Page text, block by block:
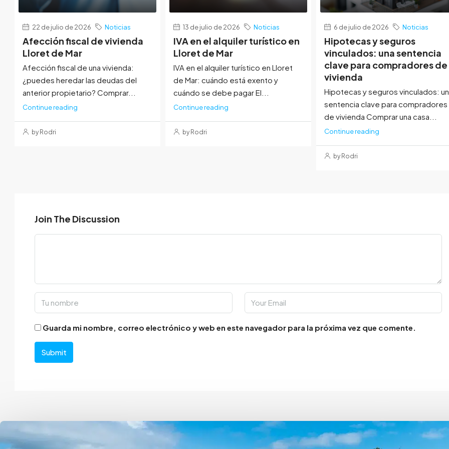
22 de julio de 2026 Noticias
Afección fiscal de vivienda
Lloret de Mar
Afección fiscal de una vivienda:
¿puedes heredar las deudas del
anterior propietario? Comprar...
Continue reading
by Rodri
13 de julio de 2026 Noticias
IVA en el alquiler turístico en
Lloret de Mar
IVA en el alquiler turístico en Lloret
de Mar: cuándo está exento y
cuándo se debe pagar El...
Continue reading
by Rodri
6 de julio de 2026 Noticias
Hipotecas y seguros
vinculados: una sentencia
clave para compradores de
vivienda
Hipotecas y seguros vinculados:
sentencia clave para compradores
de vivienda Comprar una casa...
Continue reading
by Rodri
Join The Discussion
Guarda mi nombre, correo electrónico y web en este navegador para la próxima vez que comente.
Submit